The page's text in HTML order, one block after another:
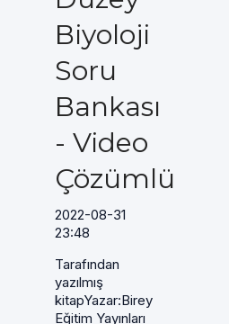
Biyoloji
Soru
Bankası
- Video
Çözümlü
2022-08-31
23:48
Tarafından
yazılmış
kitapYazar:Birey
Eğitim Yayınları